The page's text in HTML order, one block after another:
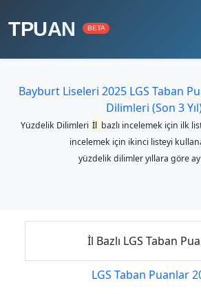
TPUAN BETA
Bayburt Liseleri 2025 LGS Taban
Dilimleri (Son 3
Yüzdelik Dilimleri İl bazlı incelemek için ilk
incelemek için ikinci listeyi
yüzdelik dilimler yıllara göre
İl Bazlı LGS Taban
LGS Taban Puanlar